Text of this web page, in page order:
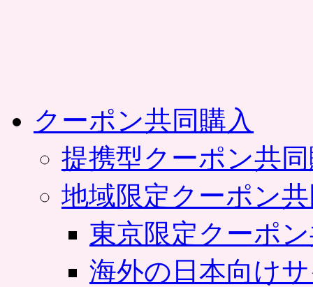
クーポン共同購入
提携型クーポン共
地域限定クーポン
東京限定クーポ
海外の日本向け